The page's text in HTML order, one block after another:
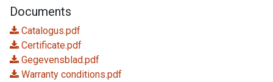
Documents
Catalogus.pdf
Certificate.pdf
Gegevensblad.pdf
Warranty conditions.pdf